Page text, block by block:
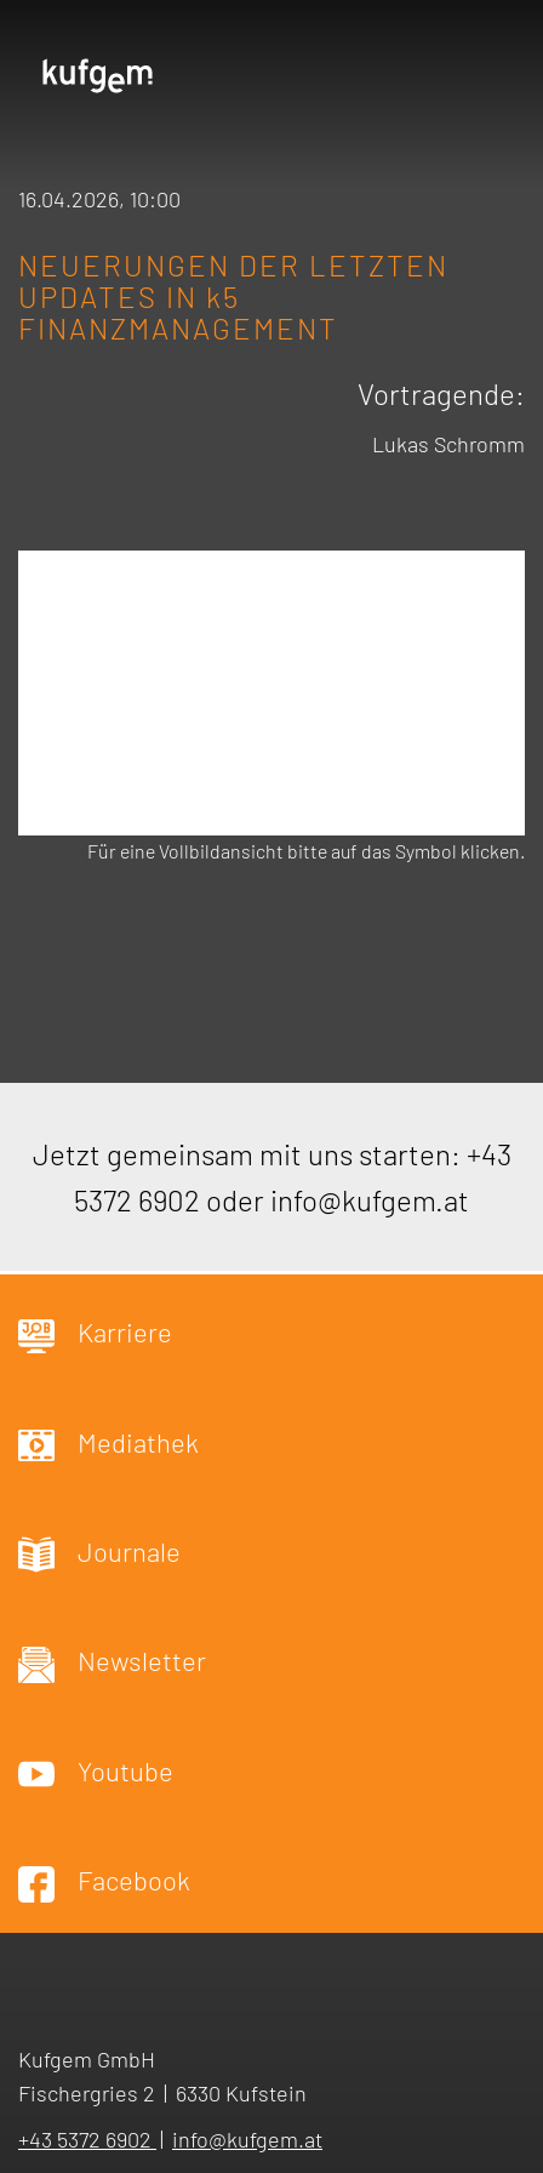
16.04.2026, 10:00
NEUERUNGEN DER LETZTEN
UPDATES IN k5
FINANZMANAGEMENT
Vortragende:
Lukas Schromm
Für eine Vollbildansicht bitte auf das Symbol klicken.
Jetzt gemeinsam mit uns starten: +43
5372 6902 oder info@kufgem.at
Karriere
Mediathek
Journale
Newsletter
Youtube
Facebook
Kufgem GmbH
Fischergries 2 | 6330 Kufstein
+43 5372 6902 | info@kufgem.at